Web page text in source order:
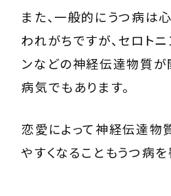
また、一般的にうつ病は
われがちですが、セロトニ
ンなどの神経伝達物質が
病気でもあります。
恋愛によって神経伝達物
やすくなることもうつ病